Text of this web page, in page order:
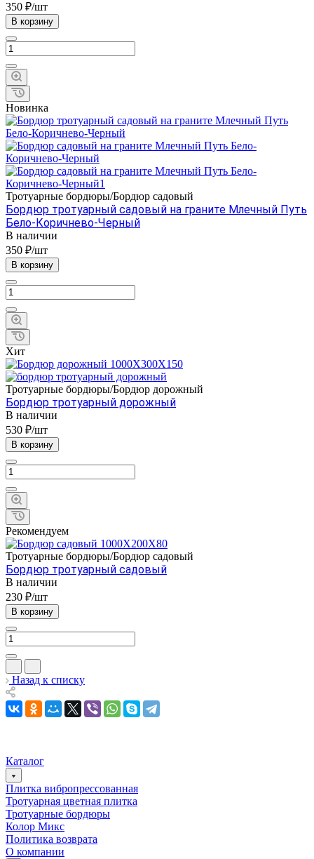
350 ₽/шт
В корзину
Новинка
Тротуарные бордюры/Бордюр садовый
Бордюр тротуарный садовый на граните Млечный Путь
Бело-Коричнево-Черный
В наличии
350 ₽/шт
В корзину
Хит
Тротуарные бордюры/Бордюр дорожный
Бордюр тротуарный дорожный
В наличии
530 ₽/шт
В корзину
Рекомендуем
Тротуарные бордюры/Бордюр садовый
Бордюр тротуарный садовый
В наличии
230 ₽/шт
В корзину
Назад к списку
Каталог
Плитка вибропрессованная
Тротуарная цветная плитка
Тротуарные бордюры
Колор Микс
Политика возврата
О компании